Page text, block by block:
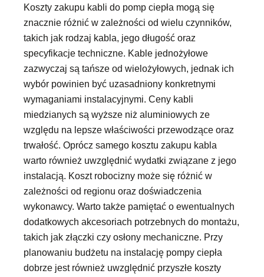
Koszty zakupu kabli do pomp ciepła mogą się
znacznie różnić w zależności od wielu czynników,
takich jak rodzaj kabla, jego długość oraz
specyfikacje techniczne. Kable jednożyłowe
zazwyczaj są tańsze od wielożyłowych, jednak ich
wybór powinien być uzasadniony konkretnymi
wymaganiami instalacyjnymi. Ceny kabli
miedzianych są wyższe niż aluminiowych ze
względu na lepsze właściwości przewodzące oraz
trwałość. Oprócz samego kosztu zakupu kabla
warto również uwzględnić wydatki związane z jego
instalacją. Koszt robocizny może się różnić w
zależności od regionu oraz doświadczenia
wykonawcy. Warto także pamiętać o ewentualnych
dodatkowych akcesoriach potrzebnych do montażu,
takich jak złączki czy osłony mechaniczne. Przy
planowaniu budżetu na instalację pompy ciepła
dobrze jest również uwzględnić przyszłe koszty